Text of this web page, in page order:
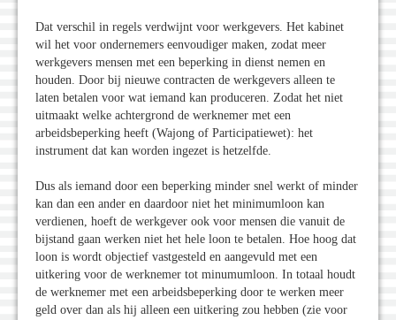
Dat verschil in regels verdwijnt voor werkgevers. Het kabinet
wil het voor ondernemers eenvoudiger maken, zodat meer
werkgevers mensen met een beperking in dienst nemen en
houden. Door bij nieuwe contracten de werkgevers alleen te
laten betalen voor wat iemand kan produceren. Zodat het niet
uitmaakt welke achtergrond de werknemer met een
arbeidsbeperking heeft (Wajong of Participatiewet): het
instrument dat kan worden ingezet is hetzelfde.
Dus als iemand door een beperking minder snel werkt of minder
kan dan een ander en daardoor niet het minimumloon kan
verdienen, hoeft de werkgever ook voor mensen die vanuit de
bijstand gaan werken niet het hele loon te betalen. Hoe hoog dat
loon is wordt objectief vastgesteld en aangevuld met een
uitkering voor de werknemer tot minumumloon. In totaal houdt
de werknemer met een arbeidsbeperking door te werken meer
geld over dan als hij alleen een uitkering zou hebben (zie voor